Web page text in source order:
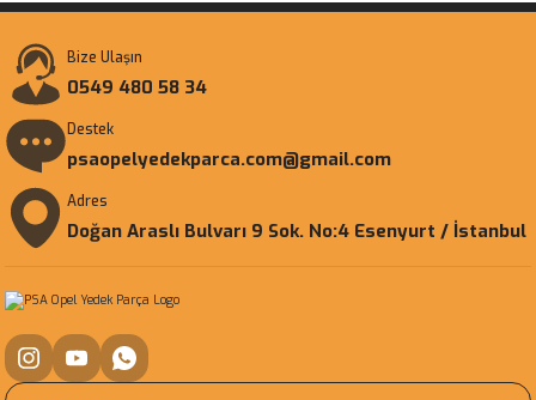
Bize Ulaşın
0549 480 58 34
Destek
psaopelyedekparca.com@gmail.com
Adres
Doğan Araslı Bulvarı 9 Sok. No:4 Esenyurt / İstanbul